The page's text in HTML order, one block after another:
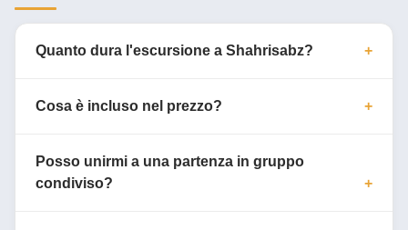
Quanto dura l'escursione a Shahrisabz?
Cosa è incluso nel prezzo?
Posso unirmi a una partenza in gruppo
condiviso?